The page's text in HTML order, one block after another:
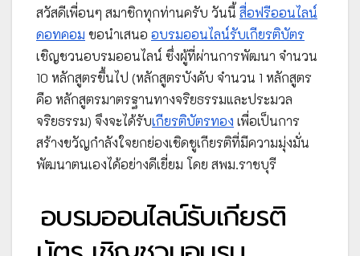
สวัสดีเพื่อนๆ สมาชิกทุกท่านครับ วันนี้ สื่อฟรีออนไลน์
ดอทคอม ขอนำเสนอ อบรมออนไลน์รับเกียรติบัตร
เชิญชวนอบรมออนไลน์ ซึ่งผู้ที่ผ่านการพัฒนา จำนวน
10 หลักสูตรขึ้นไป (หลักสูตรบังคับ จำนวน 1 หลักสูตร
คือ หลักสูตรมาตรฐานทางจริยธรรมและประมวล
จริยธรรม) จึงจะได้รับเกียรติบัตรทอง เพื่อเป็นการ
สร้างขวัญกำลังใจยกย่องเชิดชูเกียรติที่มีความมุ่งมั่น
พัฒนาตนเองได้อย่างดีเยี่ยม โดย สพม.ราชบุรี
อบรมออนไลน์รับเกียรติ